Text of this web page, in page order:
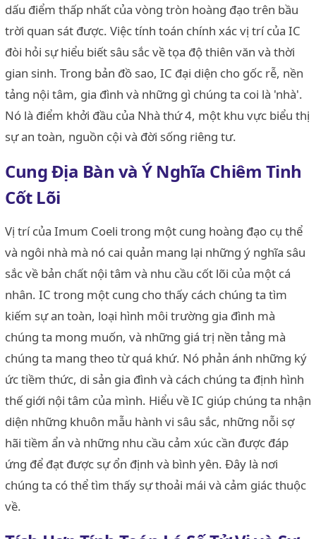
dấu điểm thấp nhất của vòng tròn hoàng đạo trên bầu
trời quan sát được. Việc tính toán chính xác vị trí của IC
đòi hỏi sự hiểu biết sâu sắc về tọa độ thiên văn và thời
gian sinh. Trong bản đồ sao, IC đại diện cho gốc rễ, nền
tảng nội tâm, gia đình và những gì chúng ta coi là 'nhà'.
Nó là điểm khởi đầu của Nhà thứ 4, một khu vực biểu thị
sự an toàn, nguồn cội và đời sống riêng tư.
Cung Địa Bàn và Ý Nghĩa Chiêm Tinh
Cốt Lõi
Vị trí của Imum Coeli trong một cung hoàng đạo cụ thể
và ngôi nhà mà nó cai quản mang lại những ý nghĩa sâu
sắc về bản chất nội tâm và nhu cầu cốt lõi của một cá
nhân. IC trong một cung cho thấy cách chúng ta tìm
kiếm sự an toàn, loại hình môi trường gia đình mà
chúng ta mong muốn, và những giá trị nền tảng mà
chúng ta mang theo từ quá khứ. Nó phản ánh những ký
ức tiềm thức, di sản gia đình và cách chúng ta định hình
thế giới nội tâm của mình. Hiểu về IC giúp chúng ta nhận
diện những khuôn mẫu hành vi sâu sắc, những nỗi sợ
hãi tiềm ẩn và những nhu cầu cảm xúc cần được đáp
ứng để đạt được sự ổn định và bình yên. Đây là nơi
chúng ta có thể tìm thấy sự thoải mái và cảm giác thuộc
về.